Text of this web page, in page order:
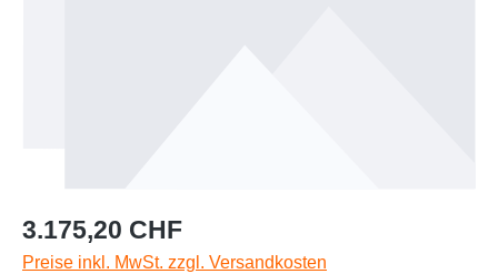
Regulärer Preis:
3.175,20 CHF
Preise inkl. MwSt. zzgl. Versandkosten